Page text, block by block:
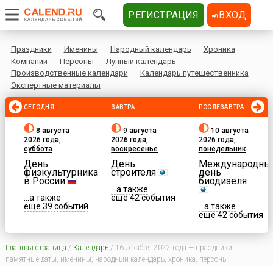
Праздники Именины Народный календарь
Хроника
Компании
Персоны
Лунный календарь
Производственные календари
Календарь путешественника
Экспертные материалы
СЕГОДНЯ
8 августа
2026 года,
суббота
День
физкультурника
в России
...а также
еще 39 событий
ЗАВТРА
9 августа
2026 года,
воскресенье
День
строителя
...а также
еще 42 события
ПОСЛЕЗАВТРА
10 августа
2026 года,
понедельник
день
биодизеля
...а также
еще 42 события
Главная страница / Календарь / 16 декабря 2022 года — праздники,
памятные даты, именины, народный календарь, хроника, персоны,
РЕГИСТРАЦИЯ ВХОД